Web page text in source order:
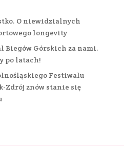
O niewidzialnych
longevity
Biegów Górskich za nami.
po latach!
Festiwalu
Zdrój znów stanie się